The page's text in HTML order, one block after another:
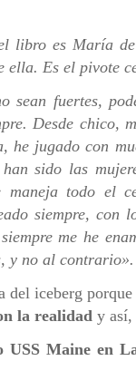
libro es María
ella. Es el pivote
sean fuertes,
Desde chico,
jugado con
sido las
maneja todo el
siempre,
me he
y no al contrario»
del iceberg
la realidad y así,
USS Maine en